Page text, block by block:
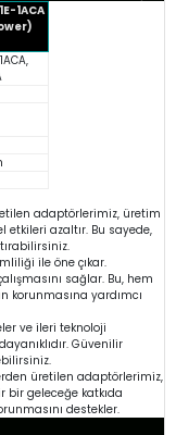
1ACA
adaptörlerimiz, üretim
azaltır. Bu sayede,
ile öne çıkar.
sağlar. Bu, hem
korunmasına yardımcı
ve ileri teknoloji
Güvenilir
üretilen adaptörlerimiz,
bir geleceğe katkıda
destekler.